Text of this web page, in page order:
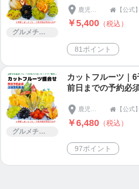
グルメチケット

￥5,400 （税込）
81ポイント
グルメチケット
カットフルーツ｜6
前日までの予約必須
鹿児島県 
￥6,480 （税込）
97ポイント